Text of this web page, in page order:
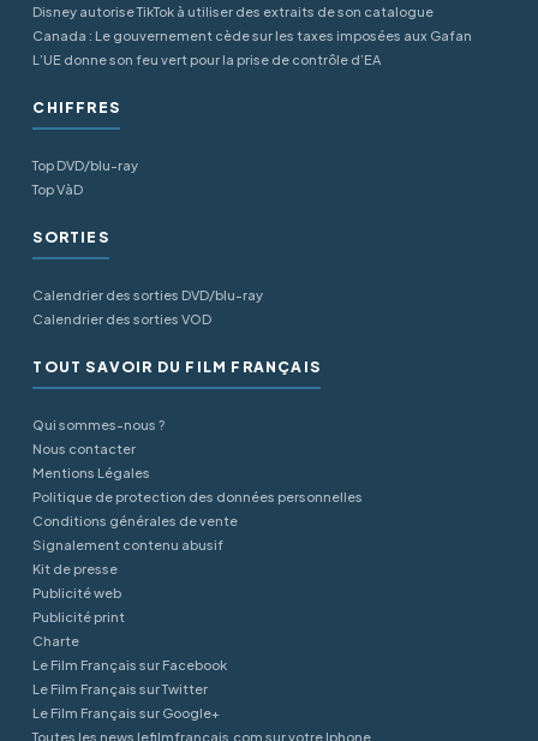
Disney autorise TikTok à utiliser des extraits de son catalogue
Canada : Le gouvernement cède sur les taxes imposées aux Gafan
L’UE donne son feu vert pour la prise de contrôle d’EA
CHIFFRES
Top DVD/blu-ray
Top VàD
SORTIES
Calendrier des sorties DVD/blu-ray
Calendrier des sorties VOD
TOUT SAVOIR DU FILM FRANÇAIS
Qui sommes-nous ?
Nous contacter
Mentions Légales
Politique de protection des données personnelles
Conditions générales de vente
Signalement contenu abusif
Kit de presse
Publicité web
Publicité print
Charte
Le Film Français sur Facebook
Le Film Français sur Twitter
Le Film Français sur Google+
Toutes les news lefilmfrancais.com sur votre Iphone